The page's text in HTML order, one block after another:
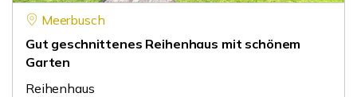
Meerbusch
Gut geschnittenes Reihenhaus mit schönem
Garten
Reihenhaus